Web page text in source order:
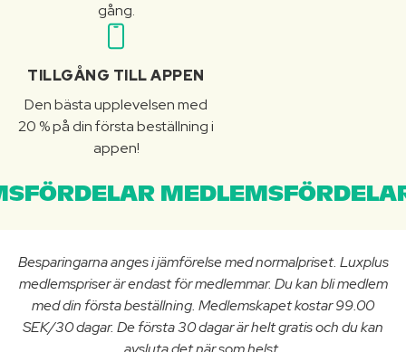
gång.
TILLGÅNG TILL APPEN
Den bästa upplevelsen med
20 % på din första beställning i
appen!
Besparingarna anges i jämförelse med normalpriset. Luxplus
medlemspriser är endast för medlemmar. Du kan bli medlem
med din första beställning. Medlemskapet kostar 99.00
SEK/30 dagar. De första 30 dagar är helt gratis och du kan